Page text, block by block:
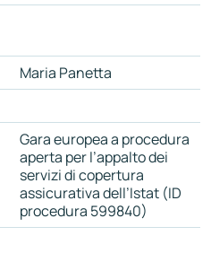
Maria Panetta
Gara europea a procedura
aperta per l’appalto dei
servizi di copertura
assicurativa dell’Istat (ID
procedura 599840)